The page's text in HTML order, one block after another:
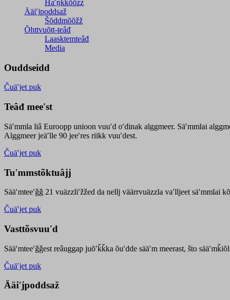
Haʹŋǩǩõõzz
Ääiʹjpoddsaž
Šõddmõõžž
Õhttvuõtt-teâđ
Laasktemteâđ
Media
Ouddseidd
Čuäʹjet puk
Teâđ meeʹst
Säʹmmla liâ Euroopp unioon vuuʹd oʹdinak alggmeer. Säʹmmlai
Alggmeer jeäʹlle 90 jeeʹres riikk vuuʹdest.
Čuäʹjet puk
Tuʹmmstõktuâjj
Sääʹmteeʹǧǧ 21 vuäzzliʹžžed da nellj väärrvuäzzla vaʹlljeet säʹmmlai
Čuäʹjet puk
Vasttõsvuuʹd
Sääʹmteeʹǧǧest reâuggap juõʹǩǩka õuʹdde sääʹm meerast, što
Čuäʹjet puk
Ääiʹjpoddsaž